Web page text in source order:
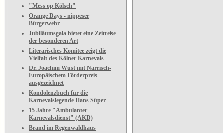
"Mess op Kölsch"
Orange Days - nippeser
Bürgerwehr
Jubiläumsgala bietet eine Zeitreise
der besonderen Art
Literarisches Komitee zeigt die
Vielfalt des Kölner Karnevals
Dr. Joachim Wüst mit Närrisch-
Europäischem Förderpreis
ausgezeichnet
Kondolenzbuch für die
Karnevalslegende Hans Süper
15 Jahre "Ambulanter
Karnevalsdienst" (AKD)
Brand im Regenwaldhaus